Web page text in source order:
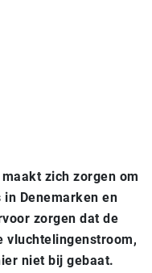
zich zorgen om
Denemarken en
zorgen dat de
vluchtelingenstroom,
niet bij gebaat.